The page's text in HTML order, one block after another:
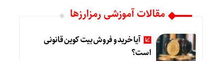
مقالات آموزشی رمزارزها
آیا خرید و فروش بیت کوین قانونی
است؟